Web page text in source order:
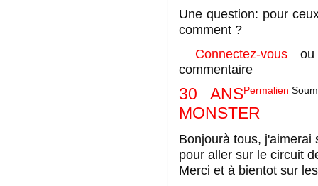
Une question: pour
comment ?
Connectez-vous
commentaire
Permalien
30 ANS
MONSTER
Bonjourà tous, j'aimerai
pour aller sur le circuit
Merci et à bientot sur